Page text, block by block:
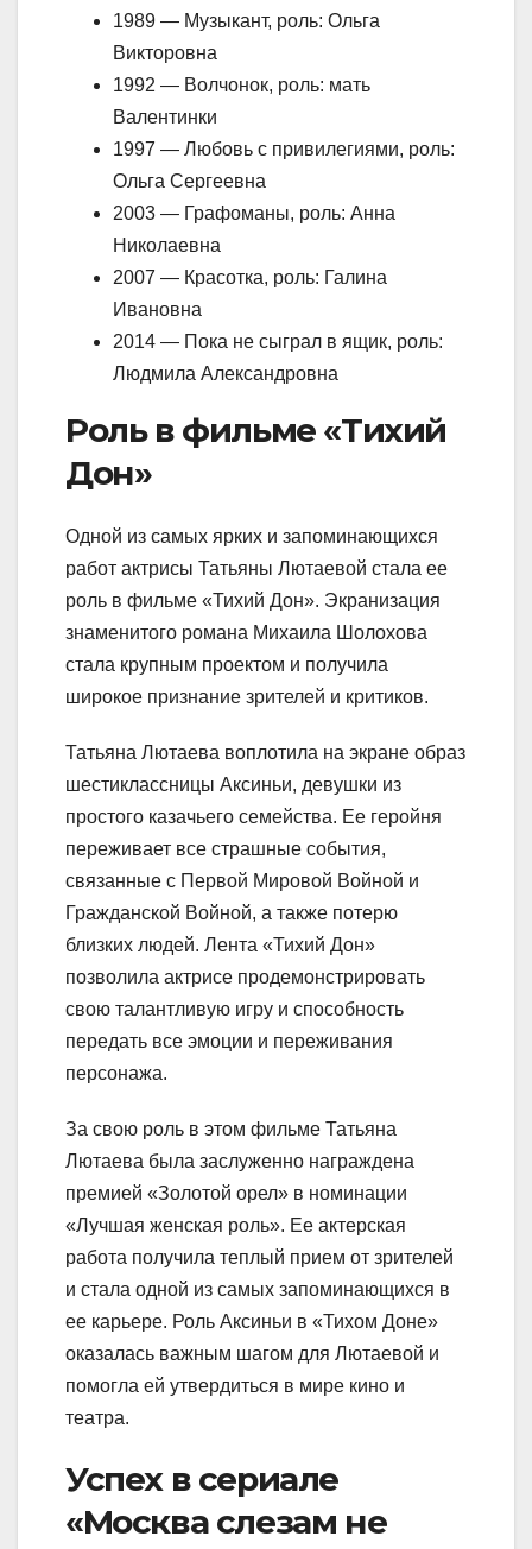
1989 — Музыкант, роль: Ольга
Викторовна
1992 — Волчонок, роль: мать
Валентинки
1997 — Любовь с привилегиями, роль:
Ольга Сергеевна
2003 — Графоманы, роль: Анна
Николаевна
2007 — Красотка, роль: Галина
Ивановна
2014 — Пока не сыграл в ящик, роль:
Людмила Александровна
Роль в фильме «Тихий
Дон»
Одной из самых ярких и запоминающихся
работ актрисы Татьяны Лютаевой стала ее
роль в фильме «Тихий Дон». Экранизация
знаменитого романа Михаила Шолохова
стала крупным проектом и получила
широкое признание зрителей и критиков.
Татьяна Лютаева воплотила на экране образ
шестиклассницы Аксиньи, девушки из
простого казачьего семейства. Ее геройня
переживает все страшные события,
связанные с Первой Мировой Войной и
Гражданской Войной, а также потерю
близких людей. Лента «Тихий Дон»
позволила актрисе продемонстрировать
свою талантливую игру и способность
передать все эмоции и переживания
персонажа.
За свою роль в этом фильме Татьяна
Лютаева была заслуженно награждена
премией «Золотой орел» в номинации
«Лучшая женская роль». Ее актерская
работа получила теплый прием от зрителей
и стала одной из самых запоминающихся в
ее карьере. Роль Аксиньи в «Тихом Доне»
оказалась важным шагом для Лютаевой и
помогла ей утвердиться в мире кино и
театра.
Успех в сериале
«Москва слезам не